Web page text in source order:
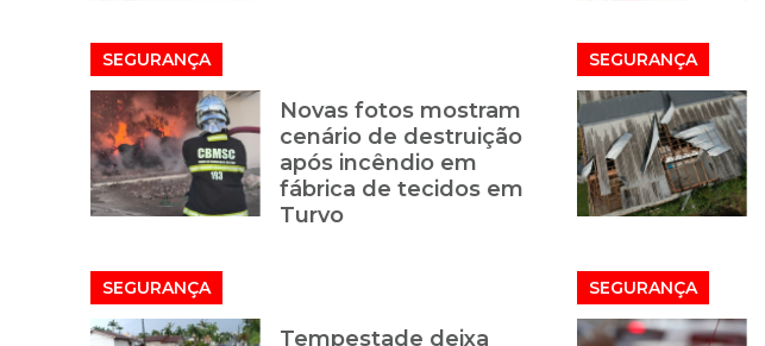
SEGURANÇA
Novas fotos mostram
cenário de destruição
após incêndio em
fábrica de tecidos em
Turvo
SEGURANÇA
SEGURANÇA
Tempestade deixa
SEGURANÇA